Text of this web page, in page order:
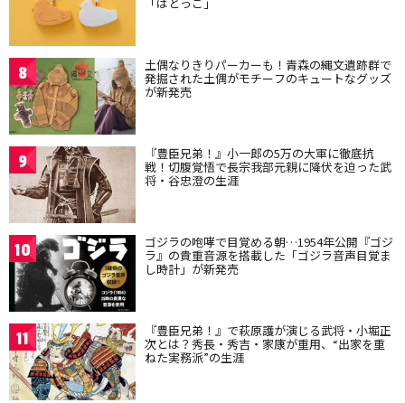
8 土偶なりきりパーカーも！青森の縄文遺跡群で
発掘された土偶がモチーフのキュートなグッズ
が新発売
9 『豊臣兄弟！』小一郎の5万の大軍に徹底抗
戦！切腹覚悟で長宗我部元親に降伏を迫った武
将・谷忠澄の生涯
10 ゴジラの咆哮で目覚める朝…1954年公開『ゴジ
ラ』の貴重音源を搭載した「ゴジラ音声目覚ま
し時計」が新発売
11 『豊臣兄弟！』で萩原護が演じる武将・小堀正
次とは？秀長・秀吉・家康が重用、“出家を重
ねた実務派”の生涯